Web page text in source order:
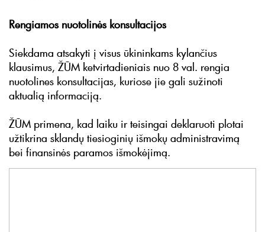
Rengiamos nuotolinės konsultacijos
Siekdama atsakyti į visus ūkininkams kylančius
klausimus, ŽŪM ketvirtadieniais nuo 8 val. rengia
nuotolines konsultacijas, kuriose jie gali sužinoti
aktualią informaciją.
ŽŪM primena, kad laiku ir teisingai deklaruoti plotai
užtikrina sklandų tiesioginių išmokų administravimą
bei finansinės paramos išmokėjimą.